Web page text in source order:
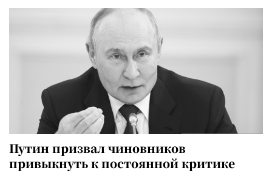
Путин призвал чиновников
привыкнуть к постоянной критике